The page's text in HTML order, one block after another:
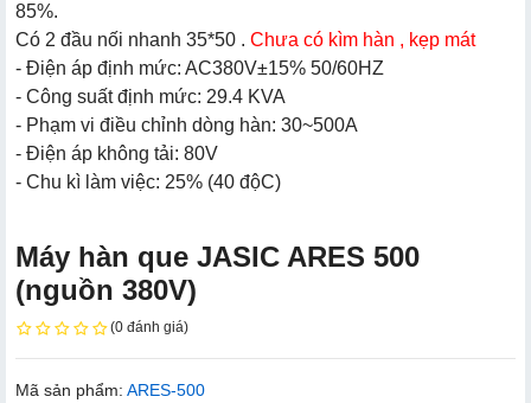
85%.
Có 2 đầu nối nhanh 35*50 . Chưa có kìm hàn , kẹp mát
- Điện áp định mức: AC380V±15% 50/60HZ
- Công suất định mức: 29.4 KVA
- Phạm vi điều chỉnh dòng hàn: 30~500A
- Điện áp không tải: 80V
- Chu kì làm việc: 25% (40 độC)
Máy hàn que JASIC ARES 500
(nguồn 380V)
(0 đánh giá)
Mã sản phẩm: ARES-500